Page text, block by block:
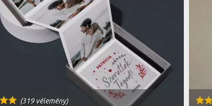
FŐNÖKNEK
HORGÁSZNAK
VICCELŐDŐNEK
(319 vélemény)